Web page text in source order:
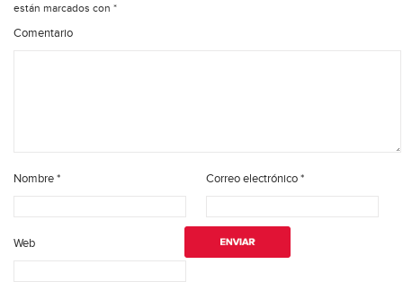
están marcados con *
Comentario
Nombre* Correo electrónico*
Web